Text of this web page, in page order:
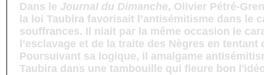
Dans le Journal du Dimanche, Olivier Pétré-
la loi Taubira favorisait l’antisémitisme dans le
souffrances. Il niait par la même occasion le
l’esclavage et de la traite des Nègres en
Poursuivant sa logique, il amalgame
Taubira dans une tambouille qui fleure bon